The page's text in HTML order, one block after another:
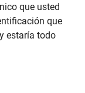
que usted
que
estaría todo